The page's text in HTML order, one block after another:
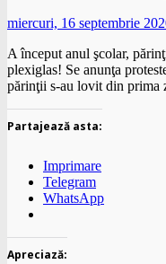
miercuri, 16 septembrie
A început anul şcolar,
plexiglas! Se anunţa
părinţii s-au lovit din prima
Partajează asta:
Imprimare
Telegram
WhatsApp
Apreciază: